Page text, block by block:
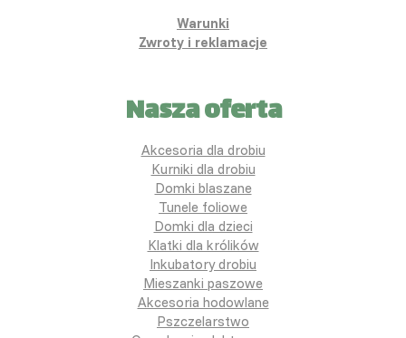
Warunki
Zwroty i reklamacje
Nasza oferta
Akcesoria dla drobiu
Kurniki dla drobiu
Domki blaszane
Tunele foliowe
Domki dla dzieci
Klatki dla królików
Inkubatory drobiu
Mieszanki paszowe
Akcesoria hodowlane
Pszczelarstwo